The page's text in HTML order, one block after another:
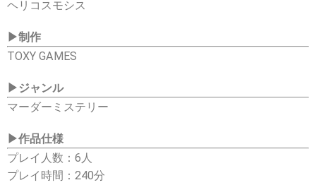
ヘリコスモシス
▶制作
TOXY GAMES
▶ ジャンル
マーダーミステリー
▶作品仕様
プレイ人数：6人
プレイ時間：240分